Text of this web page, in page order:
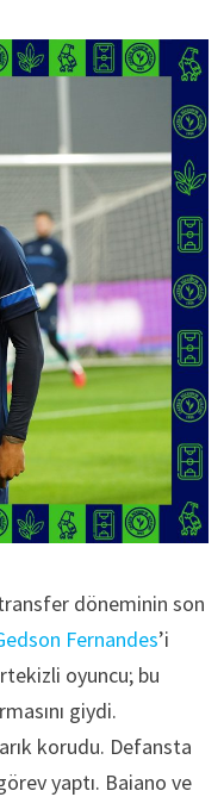
döneminin son
Fernandes’i
oyuncu; bu
giydi.
korudu. Defansta
yaptı. Baiano ve